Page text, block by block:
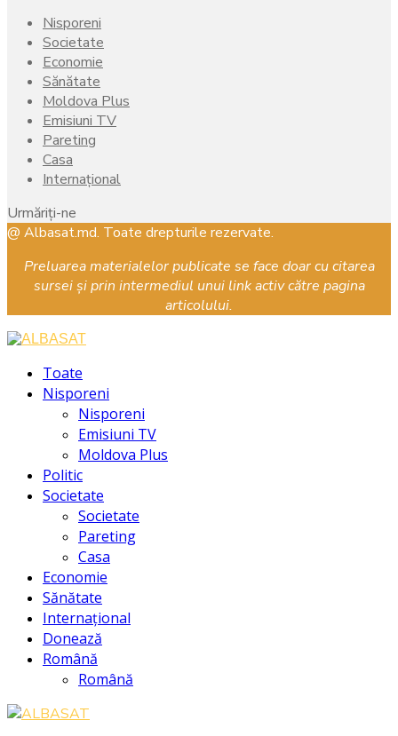
Nisporeni
Societate
Economie
Sănătate
Moldova Plus
Emisiuni TV
Pareting
Casa
Internațional
Urmăriți-ne
Facebook
Instagram
Youtube
@ Albasat.md. Toate drepturile rezervate.
Preluarea materialelor publicate se face doar cu citarea
sursei și prin intermediul unui link activ către pagina
articolului.
Toate
Nisporeni
Nisporeni
Emisiuni TV
Moldova Plus
Politic
Societate
Societate
Pareting
Casa
Economie
Sănătate
Internațional
Donează
Română
Română